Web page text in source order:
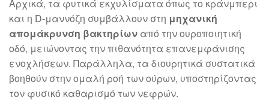
Αρχικά, τα φυτικά εκχυλίσματα όπως το κράνμπερι
και η D-μαννόζη συμβάλλουν στη μηχανική
απομάκρυνση βακτηρίων από την ουροποιητική
οδό, μειώνοντας την πιθανότητα επανεμφάνισης
ενοχλήσεων. Παράλληλα, τα διουρητικά συστατικά
βοηθούν στην ομαλή ροή των ούρων, υποστηρίζοντας
τον φυσικό καθαρισμό των νεφρών.